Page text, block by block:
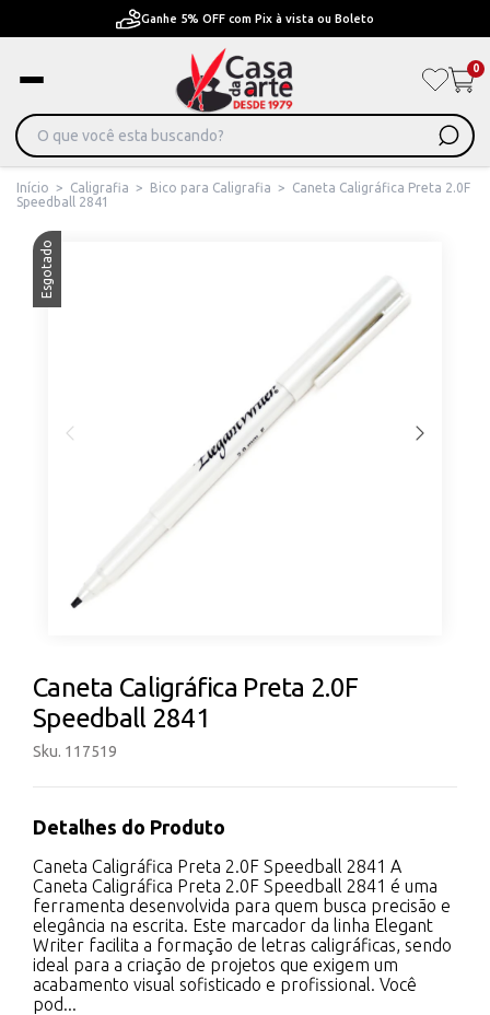
Pague em Até 6x sem juros ou ate 12x com juros
0
Início > Caligrafia > Bico para Caligrafia >
Caneta Caligráfica Preta 2.0F
Speedball 2841
Esgotado
Caneta Caligráfica Preta 2.0F
Speedball 2841
Sku. 117519
Detalhes do Produto
Caneta Caligráfica Preta 2.0F Speedball 2841 A
Caneta Caligráfica Preta 2.0F Speedball 2841 é uma
ferramenta desenvolvida para quem busca precisão e
elegância na escrita. Este marcador da linha Elegant
Writer facilita a formação de letras caligráficas, sendo
ideal para a criação de projetos que exigem um
acabamento visual sofisticado e profissional. Você
pod...